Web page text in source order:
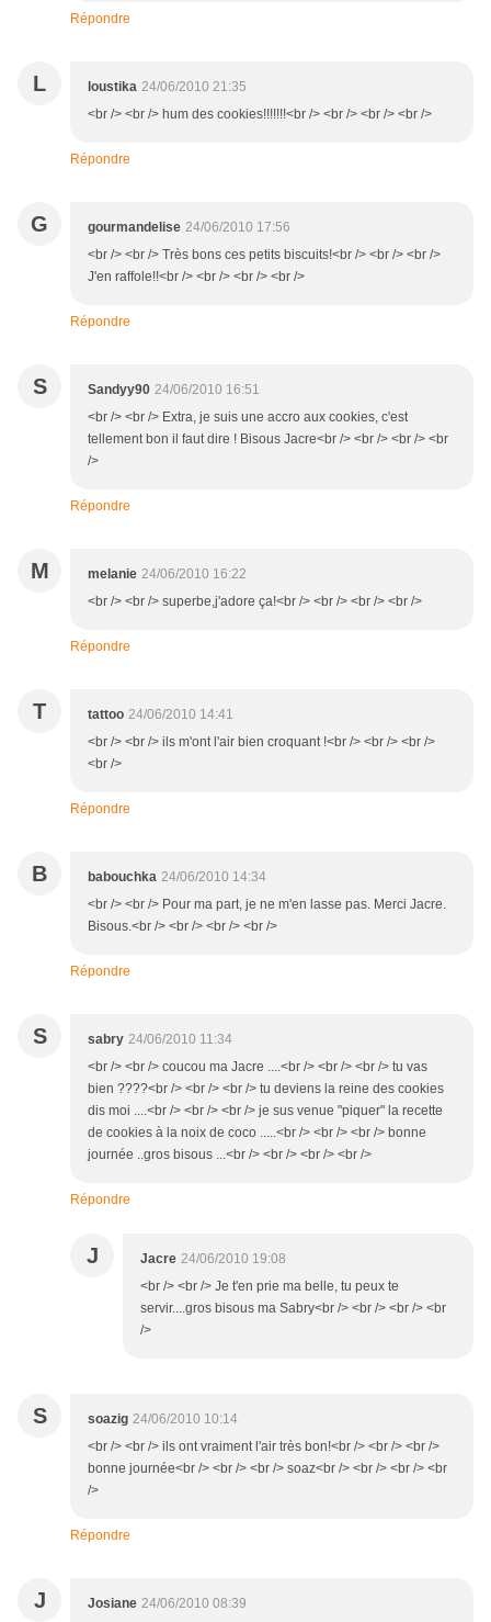
Répondre
L loustika 24/06/2010 21:35
<br /> <br /> hum des cookies!!!!!!!<br /> <br /> <br /> <br />
Répondre
G gourmandelise 24/06/2010 17:56
<br /> <br /> Très bons ces petits biscuits!<br /> <br /> <br />
J'en raffole!!<br /> <br /> <br /> <br />
Répondre
S Sandyy90 24/06/2010 16:51
<br /> <br /> Extra, je suis une accro aux cookies, c'est
tellement bon il faut dire ! Bisous Jacre<br /> <br /> <br /> <br
/>
Répondre
M melanie 24/06/2010 16:22
<br /> <br /> superbe,j'adore ça!<br /> <br /> <br /> <br />
Répondre
T tattoo 24/06/2010 14:41
<br /> <br /> ils m'ont l'air bien croquant !<br /> <br /> <br />
<br />
Répondre
B babouchka 24/06/2010 14:34
<br /> <br /> Pour ma part, je ne m'en lasse pas. Merci Jacre.
Bisous.<br /> <br /> <br /> <br />
Répondre
S sabry 24/06/2010 11:34
<br /> <br /> coucou ma Jacre ....<br /> <br /> <br /> tu vas
bien ????<br /> <br /> <br /> tu deviens la reine des cookies
dis moi ....<br /> <br /> <br /> je sus venue "piquer" la recette
de cookies à la noix de coco .....<br /> <br /> <br /> bonne
journée ..gros bisous ...<br /> <br /> <br /> <br />
Répondre
J Jacre 24/06/2010 19:08
<br /> <br /> Je t'en prie ma belle, tu peux te
servir....gros bisous ma Sabry<br /> <br /> <br /> <br
/>
S soazig 24/06/2010 10:14
<br /> <br /> ils ont vraiment l'air très bon!<br /> <br /> <br />
bonne journée<br /> <br /> <br /> soaz<br /> <br /> <br /> <br
/>
Répondre
J Josiane 24/06/2010 08:39